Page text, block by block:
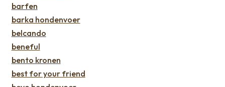
barfen
barka hondenvoer
belcando
beneful
bento kronen
best for your friend